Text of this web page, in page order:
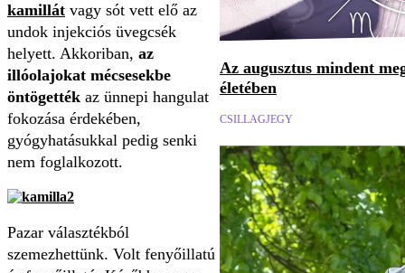
kamillát vagy sót vett elő az
undok injekciós üvegcsék
helyett. Akkoriban, az
illóolajokat mécsesekbe
öntögették az ünnepi hangulat
fokozása érdekében,
gyógyhatásukkal pedig senki
nem foglalkozott.
Pazar választékból
szemezhettünk. Volt fenyőillatú
Az augusztus mindent
életében
CSILLAGJEGY